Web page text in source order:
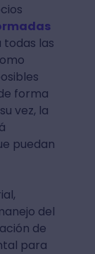
las
forma
vez, la
puedan
del
de
para